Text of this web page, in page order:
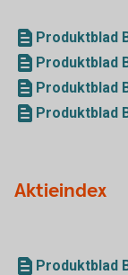
Produktblad
Produktblad
Produktblad
Produktblad
Aktieindex
Produktblad